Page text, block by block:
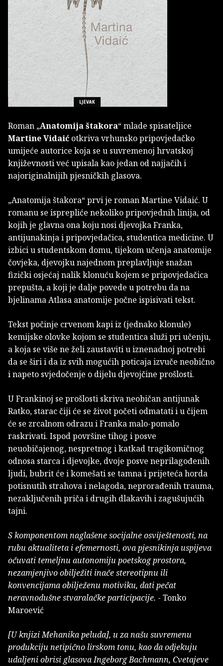
Roman „Anatomija štakora“ mlade spisateljice
Martine Vidaić otkriva vrhunsko pripovjedačko
umijeće autorice koja se u suvremenoj hrvatskoj
književnosti već upisala kao jedan od najjačih i
najoriginalnijih pjesničkih glasova.
„Anatomija štakora“ prvi je roman Martine Vidaić. U
romanu se isprepliće nekoliko pripovjednih linija, od
kojih je glavna ona koju nosi djevojka Franka,
antijunakinja i pripovjedačica, studentica medicine. U
izbici u studentskom domu, tijekom učenja anatomije
čovjeka, djevojku najednom preplavljuje snažan
fizički osjećaj nalik klonuću kojem se pripovjedačica
prepušta, a koji je dalje povede u potrebu da na
bjelinama Atlasa anatomije počne ispisivati tekst.
Tekst počinje crvenom kapi iz (jednako klonule)
kemijske olovke kojom se studentica služi pri učenju,
a koja se više ne želi zaustaviti u iznenadnoj potrebi
da se širi i da iz svih mogućih poticaja izvuče neobično
i napeto svjedočenje o dijelu djevojčine prošlosti.
U Frankinoj se prošlosti skriva neobičan antijunak
Ratko, starac čiji će se život početi odmatati i u čijem
će se zrcalnom odrazu i Franka malo-pomalo
raskrivati. Ispod površine tihog i posve
neuobičajenog, nespretnog i katkad tragikomičnog
odnosa starca i djevojke, dvoje posve neprilagođenih
ljudi, bubrit će i komešati se tamna i prijeteća horda
potisnutih strahova i nelagoda, neprorađenih trauma,
nezaključenih priča i drugih dlakavih i zagušujućih
tajni.
S komponentom naglašene socijalne osviještenosti, na
rubu aktualiteta i efemernosti, ova pjesnikinja uspijeva
očuvati temeljnu autonomiju poetskog prostora,
nezamjenjivo obilježiti inače stereotipnu ili
konvencijama obilježenu motiviku, dati pečat
neravnodušne stvaralačke participacije. - Tonko
Maroević
[U knjizi Mehanika peluda], u za našu suvremenu
produkciju netipično lirskom tonu, kao da odjekuju
udaljeni obrisi glasova Ingeborg Bachmann, Cvetajeve